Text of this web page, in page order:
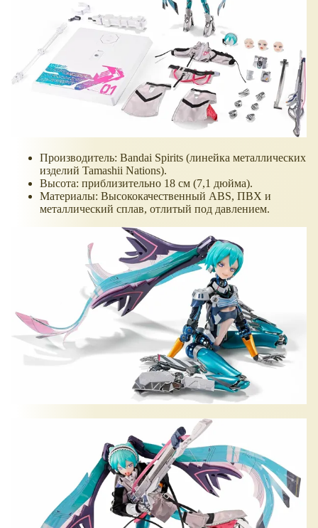
Производитель: Bandai Spirits (линейка металлических
изделий Tamashii Nations).
Высота: приблизительно 18 см (7,1 дюйма).
Материалы: Высококачественный ABS, ПВХ и
металлический сплав, отлитый под давлением.